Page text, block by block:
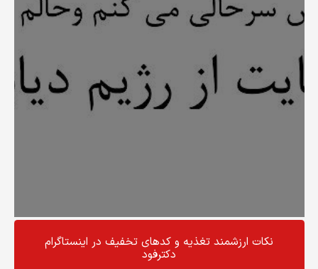
نکات ارزشمند تغذیه و کد‌های تخفیف در اینستاگرام
دکترفود